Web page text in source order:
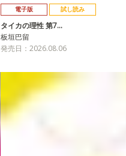
電子版 試し読み
タイカの理性 第7…
板垣巴留
発売日：2026.08.06